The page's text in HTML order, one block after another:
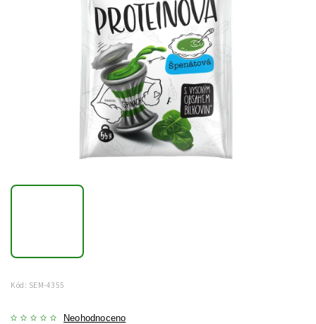
Kód: SEM-4355
Neohodnoceno